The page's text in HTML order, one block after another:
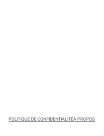
POLITIQUE DE CONFIDENTIALITÉÀ PROPOS